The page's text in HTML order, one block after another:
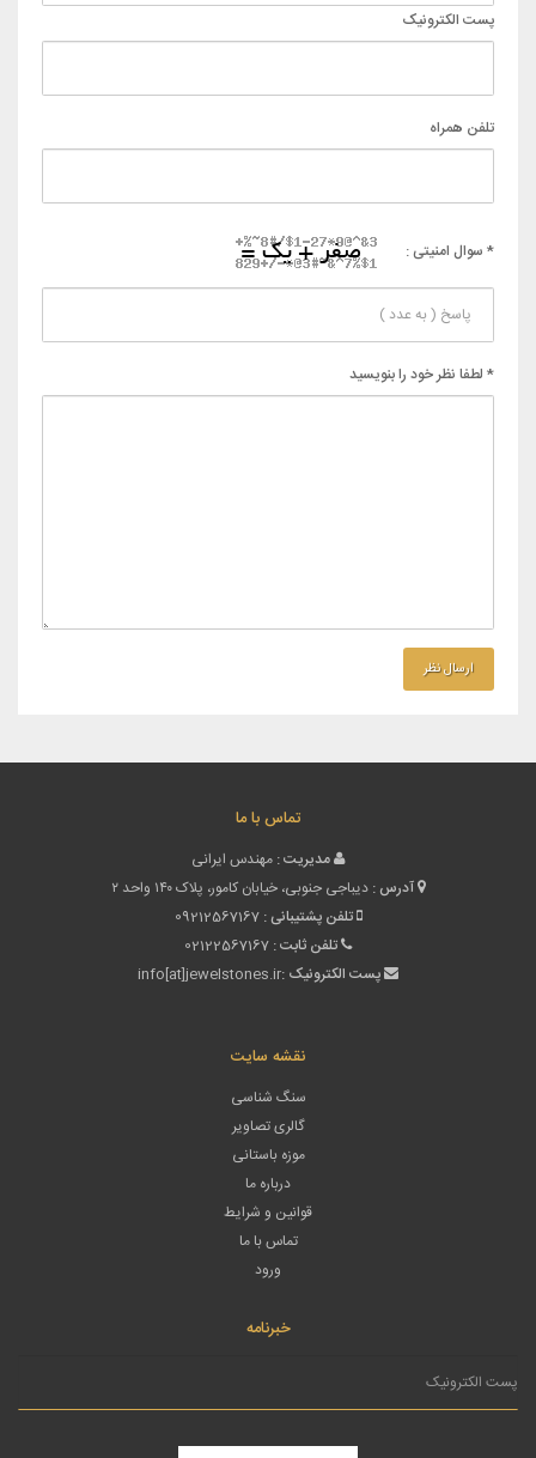
پست الکترونیک
تلفن همراه
* سوال امنیتی :
* لطفا نظر خود را بنویسید
تماس با ما
مدیریت : مهندس ایرانی
آدرس : دیباجی جنوبی، خیابان کامور، پلاک ۱۴۰ واحد ۲
تلفن پشتیبانی : 09212567167
تلفن ثابت : 02122567167
پست الکترونیک :info[at]jewelstones.ir
نقشه سایت
سنگ شناسی
گالری تصاویر
موزه باستانی
درباره ما
قوانین و شرایط
تماس با ما
ورود
خبرنامه